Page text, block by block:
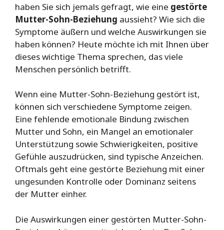
haben Sie sich jemals gefragt, wie eine gestörte
Mutter-Sohn-Beziehung aussieht? Wie sich die
Symptome äußern und welche Auswirkungen sie
haben können? Heute möchte ich mit Ihnen über
dieses wichtige Thema sprechen, das viele
Menschen persönlich betrifft.
Wenn eine Mutter-Sohn-Beziehung gestört ist,
können sich verschiedene Symptome zeigen.
Eine fehlende emotionale Bindung zwischen
Mutter und Sohn, ein Mangel an emotionaler
Unterstützung sowie Schwierigkeiten, positive
Gefühle auszudrücken, sind typische Anzeichen.
Oftmals geht eine gestörte Beziehung mit einer
ungesunden Kontrolle oder Dominanz seitens
der Mutter einher.
Die Auswirkungen einer gestörten Mutter-Sohn-